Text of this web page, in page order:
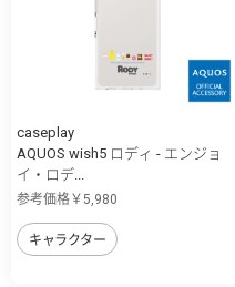
caseplay
AQUOS wish5 ロディ - エンジョ
イ・ロデ...
参考価格￥5,980
キャラクター